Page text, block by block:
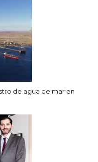
de agua de mar en